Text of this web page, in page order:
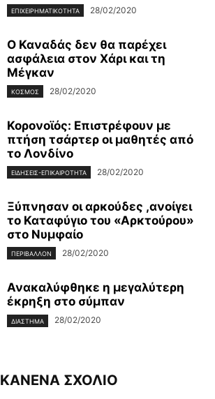
ΕΠΙΧΕΙΡΗΜΑΤΙΚΌΤΗΤΑ 28/02/2020
Ο Καναδάς δεν θα παρέχει
ασφάλεια στον Χάρι και τη
Μέγκαν
ΚΌΣΜΟΣ 28/02/2020
Κορονοϊός: Επιστρέφουν με
πτήση τσάρτερ οι μαθητές από
το Λονδίνο
ΕΙΔΉΣΕΙΣ-ΕΠΙΚΑΙΡΌΤΗΤΑ 28/02/2020
Ξύπνησαν οι αρκούδες ,ανοίγει
το Καταφύγιο του «Αρκτούρου»
στο Νυμφαίο
ΠΕΡΙΒΆΛΛΟΝ 28/02/2020
Ανακαλύφθηκε η μεγαλύτερη
έκρηξη στο σύμπαν
ΔΙΆΣΤΗΜΑ 28/02/2020
ΚΑΝΕΝΑ ΣΧΟΛΙΟ